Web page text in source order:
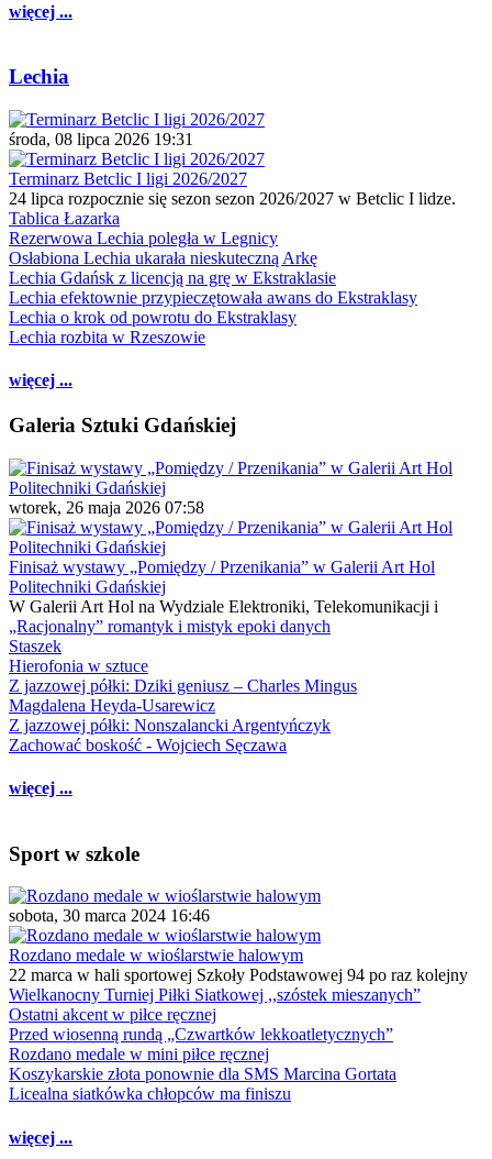
więcej ...
Lechia
środa, 08 lipca 2026 19:31
Terminarz Betclic I ligi 2026/2027
24 lipca rozpocznie się sezon sezon 2026/2027 w Betclic I lidze.
Tablica Łazarka
Rezerwowa Lechia poległa w Legnicy
Osłabiona Lechia ukarała nieskuteczną Arkę
Lechia Gdańsk z licencją na grę w Ekstraklasie
Lechia efektownie przypieczętowała awans do Ekstraklasy
Lechia o krok od powrotu do Ekstraklasy
Lechia rozbita w Rzeszowie
więcej ...
Galeria Sztuki Gdańskiej
wtorek, 26 maja 2026 07:58
Finisaż wystawy „Pomiędzy / Przenikania” w Galerii Art Hol
Politechniki Gdańskiej
W Galerii Art Hol na Wydziale Elektroniki, Telekomunikacji i
„Racjonalny” romantyk i mistyk epoki danych
Staszek
Hierofonia w sztuce
Z jazzowej półki: Dziki geniusz – Charles Mingus
Magdalena Heyda-Usarewicz
Z jazzowej półki: Nonszalancki Argentyńczyk
Zachować boskość - Wojciech Sęczawa
więcej ...
Sport w szkole
sobota, 30 marca 2024 16:46
Rozdano medale w wioślarstwie halowym
22 marca w hali sportowej Szkoły Podstawowej 94 po raz kolejny
Wielkanocny Turniej Piłki Siatkowej ,,szóstek mieszanych”
Ostatni akcent w piłce ręcznej
Przed wiosenną rundą „Czwartków lekkoatletycznych”
Rozdano medale w mini piłce ręcznej
Koszykarskie złota ponownie dla SMS Marcina Gortata
Licealna siatkówka chłopców ma finiszu
więcej ...